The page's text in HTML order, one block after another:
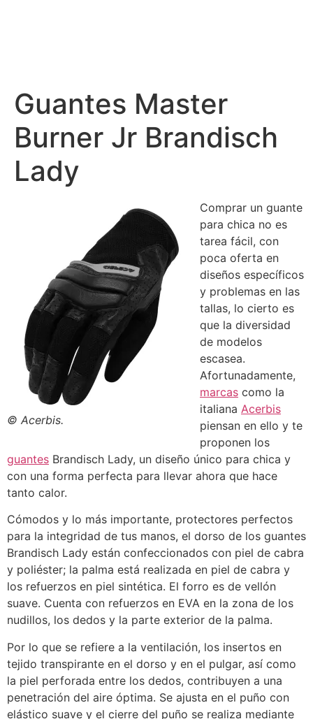
Guantes Master
Burner Jr Brandisch
Lady
© Acerbis.
Comprar un guante
para chica no es
tarea fácil, con
poca oferta en
diseños específicos
y problemas en las
tallas, lo cierto es
que la diversidad
de modelos
escasea.
Afortunadamente,
marcas como la
italiana Acerbis
piensan en ello y te
proponen los
guantes Brandisch Lady, un diseño único para chica y
con una forma perfecta para llevar ahora que hace
tanto calor.
Cómodos y lo más importante, protectores perfectos
para la integridad de tus manos, el dorso de los guantes
Brandisch Lady están confeccionados con piel de cabra
y poliéster; la palma está realizada en piel de cabra y
los refuerzos en piel sintética. El forro es de vellón
suave. Cuenta con refuerzos en EVA en la zona de los
nudillos, los dedos y la parte exterior de la palma.
Por lo que se refiere a la ventilación, los insertos en
tejido transpirante en el dorso y en el pulgar, así como
la piel perforada entre los dedos, contribuyen a una
penetración del aire óptima. Se ajusta en el puño con
elástico suave y el cierre del puño se realiza mediante